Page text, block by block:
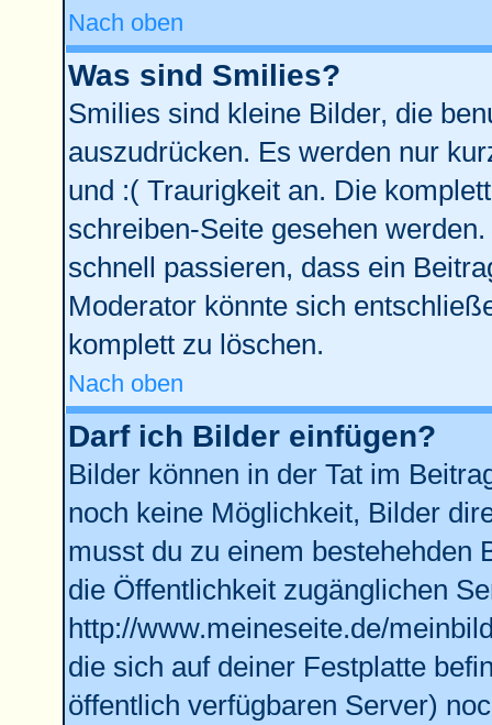
Nach oben
Was sind Smilies?
Smilies sind kleine Bilder, die
auszudrücken. Es werden nur
und :( Traurigkeit an. Die
schreiben-Seite gesehen
schnell passieren, dass ein
Moderator könnte sich
komplett zu löschen.
Nach oben
Darf ich Bilder einfügen?
Bilder können in der Tat im
noch keine Möglichkeit, Bilder
musst du zu einem bestehehden
die Öffentlichkeit zugänglichen
http://www.meineseite.de/
die sich auf deiner Festplatte
öffentlich verfügbaren Server)